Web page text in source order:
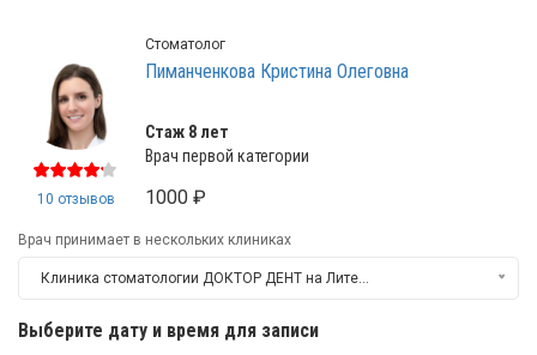
10 отзывов
Стоматолог
Пиманченкова Кристина Олеговна
Стаж 8 лет
Врач первой категории
1000 ₽
Врач принимает в нескольких клиниках
Клиника стоматологии ДОКТОР ДЕНТ на Литейном
Выберите дату и время для записи